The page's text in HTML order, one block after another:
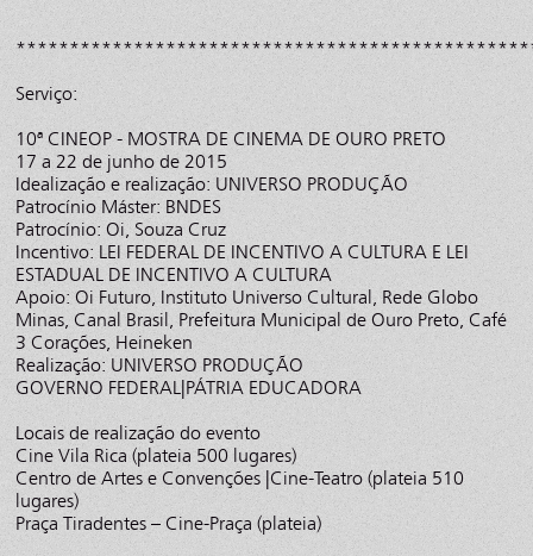
Serviço:
10ª CINEOP - MOSTRA DE CINEMA DE OURO PRETO
17 a 22 de junho de 2015
Idealização e realização: UNIVERSO PRODUÇÃO
Patrocínio Máster: BNDES
Patrocínio: Oi, Souza Cruz
Incentivo: LEI FEDERAL DE INCENTIVO A CULTURA E LEI
ESTADUAL DE INCENTIVO A CULTURA
Apoio: Oi Futuro, Instituto Universo Cultural, Rede Globo
Minas, Canal Brasil, Prefeitura Municipal de Ouro Preto, Café
3 Corações, Heineken
Realização: UNIVERSO PRODUÇÃO
GOVERNO FEDERAL|PÁTRIA EDUCADORA
Locais de realização do evento
Cine Vila Rica (plateia 500 lugares)
Centro de Artes e Convenções |Cine-Teatro (plateia 510
lugares)
Praça Tiradentes – Cine-Praça (plateia)